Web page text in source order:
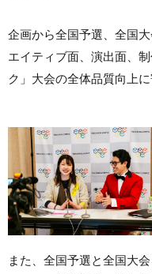
企画から全国予選、全国
エイティブ面、演出面、
ク」大会の全体品質向上に
また、全国予選と全国大